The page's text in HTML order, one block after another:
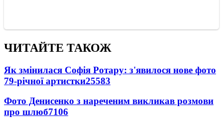
ЧИТАЙТЕ ТАКОЖ
Як змінилася Софія Ротару: з'явилося нове фото
79-річної артистки25583
Фото Денисенко з нареченим викликав розмови
про шлюб7106